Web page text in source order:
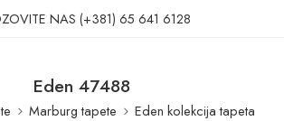
NAS (+381) 65 641 6128
Eden 47488
Marburg tapete Eden kolekcija tapeta